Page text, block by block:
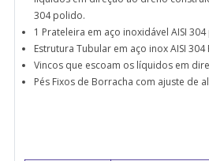
304 polido.
1 Prateleira em aço inoxidável AISI
Estrutura Tubular em aço inox AISI 304
Vincos que escoam os líquidos em
Pés Fixos de Borracha com ajuste de